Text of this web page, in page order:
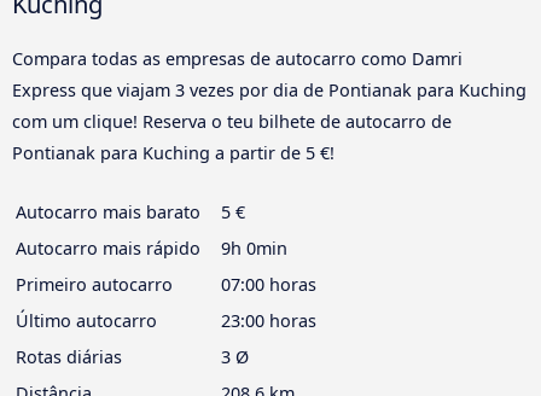
Compara todas as empresas de autocarro como Damri
Express que viajam 3 vezes por dia de Pontianak para Kuching
com um clique! Reserva o teu bilhete de autocarro de
Pontianak para Kuching a partir de 5 €!
Autocarro mais barato
5 €
Autocarro mais rápido
9h 0min
Primeiro autocarro
07:00 horas
Último autocarro
23:00 horas
Rotas diárias
3 Ø